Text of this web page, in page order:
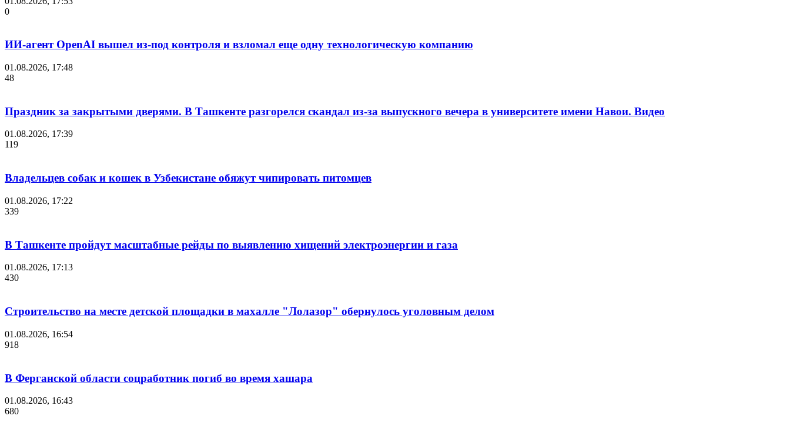
0
ИИ-агент OpenAI вышел из-под контроля и взломал еще одну технологическую компанию
01.08.2026, 17:48
48
Праздник за закрытыми дверями. В Ташкенте разгорелся скандал из-за выпускного вечера в университете имени Навои. Видео
01.08.2026, 17:39
119
Владельцев собак и кошек в Узбекистане обяжут чипировать питомцев
01.08.2026, 17:22
339
В Ташкенте пройдут масштабные рейды по выявлению хищений электроэнергии и газа
01.08.2026, 17:13
430
Строительство на месте детской площадки в махалле "Лолазор" обернулось уголовным делом
01.08.2026, 16:54
918
В Ферганской области соцработник погиб во время хашара
01.08.2026, 16:43
680